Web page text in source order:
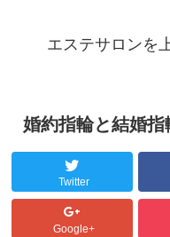
エステサロンを
婚約指輪と結婚
Twitter
Google+